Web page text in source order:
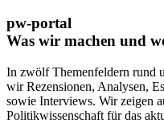
pw-portal
Was wir machen und
In zwölf Themenfeldern rund
wir Rezensionen, Analysen,
sowie Interviews. Wir zeigen
Politikwissenschaft für das